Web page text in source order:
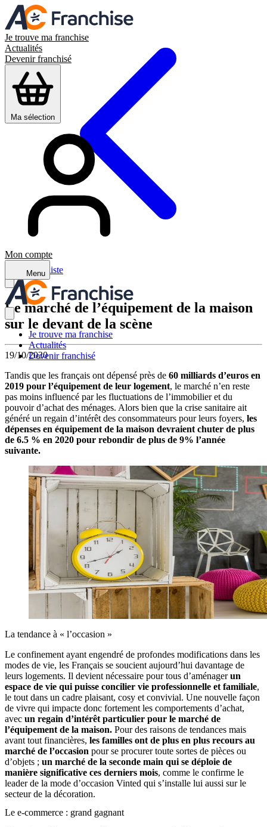
Je trouve ma franchise
Actualités
Devenir franchisé
Ma sélection
Mon compte
Menu
Je trouve ma franchise
Actualités
Devenir franchisé
Retour à la liste
Le marché de l’équipement de la maison
sur le devant de la scène
19/10/2020
Tandis que les français ont dépensé près de 60 milliards d’euros en
2019 pour l’équipement de leur logement, le marché n’en reste
pas moins influencé par les fluctuations de l’immobilier et du
pouvoir d’achat des ménages. Alors bien que la crise sanitaire ait
généré un regain d’intérêt des consommateurs pour leurs foyers, les
dépenses en équipement de la maison devraient chuter de plus
de 6.5 % en 2020 pour rebondir de plus de 9% l’année
suivante.
La tendance à « l’occasion »
Le confinement ayant engendré de profondes modifications dans les
modes de vie, les Français se soucient aujourd’hui davantage de
leurs logements. Il devient nécessaire pour tous d’aménagerun
espace de vie qui puisse concilier vie professionnelle et familiale,
le tout dans un cadre plaisant, cosy et convivial. Une nouvelle façon
de vivre qui impacte donc fortement les comportements d’achat,
avec un regain d’intérêt particulier pour le marché de
l’équipement de la maison. Pour des raisons de tendances mais
avant tout financières, les familles ont de plus en plus recours au
marché de l’occasion pour se procurer toute sortes de pièces ou
d’objets ; un marché de la seconde main qui se déploie de
manière significative ces derniers mois, comme le confirme le
leader de la mode d’occasion Vinted qui s’installe lui aussi sur le
secteur de la décoration.
Le e-commerce : grand gagnant